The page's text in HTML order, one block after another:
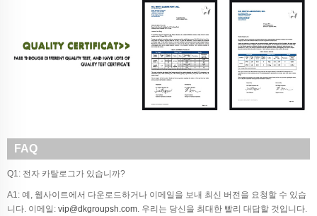
FAQ
Q1: 전자 카탈로그가 있습니까?
A1: 예, 웹사이트에서 다운로드하거나 이메일을 보내 최신 버전을 요청할 수 있습
니다. 이메일: vip@dkgroupsh.com. 우리는 당신을 최대한 빨리 대답할 것입니다.